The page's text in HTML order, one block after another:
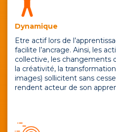
Dynamique
Etre actif lors de
facilite l’ancrage. Ainsi, les
collective, les changements
la créativité, la
images) sollicitent sans
rendent acteur de son